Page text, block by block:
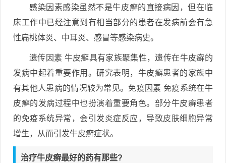
感染因素感染虽然不是牛皮癣的直接病因，但在临
床工作中已经注意到有相当部分的患者在发病前会有急
性扁桃体炎、中耳炎、感冒等感染病史。
遗传因素 牛皮癣具有家族聚集性，遗传在牛皮癣的
发病中起着重要作用。研究表明，牛皮癣患者的家族中
有其他人患病的情况较为常见。免疫因素 免疫系统在牛
皮癣的发病过程中也扮演着重要角色。部分牛皮癣患者
的免疫系统异常，会引发炎症反应，导致皮肤细胞异常
增生，从而引发牛皮癣症状。
治疗牛皮癣最好的药有那些?